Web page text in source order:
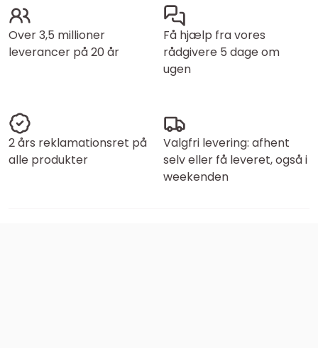
Over 3,5 millioner
leverancer på 20 år
Få hjælp fra vores
rådgivere 5 dage om
ugen
2 års reklamationsret på
alle produkter
Valgfri levering: afhent
selv eller få leveret, også i
weekenden